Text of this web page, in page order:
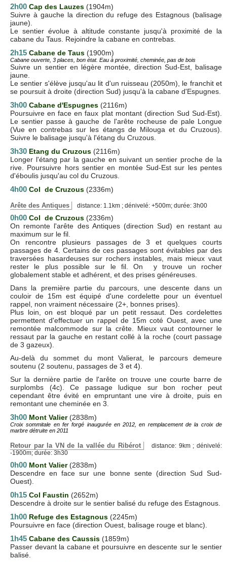
2h00 Cap des Lauzes (1904m)
Suivre à gauche la direction du refuge des Estagnous (balisage
jaune).
Le sentier évolue à altitude constante jusqu'à proximité de la
cabane du Taus. Rejoindre la cabane en contrebas.
2h15 Cabane de Taus (1900m)
Cabane ouverte, 3 places, bon état. Eau à proximité, cheminée, pas de bois
Suivre un sentier en légère montée, direction Sud-Est, balisage
jaune.
Le sentier s'élève jusqu'au lit d'un ruisseau (2050m), le franchit et
se poursuit à droite (direction Sud) jusqu'à la cabane d'Espugnes.
3h00 Cabane d'Espugnes (2116m)
Poursuivre en face en faux plat montant (direction Sud Sud-Est).
Le sentier passe à gauche de l'arête rocheuse de pale Longue
(Vue en contrebas sur les étangs de Milouga et du Cruzous).
Suivre le balisage jusqu'à l'étang du Cruzous.
3h30 Etang du Cruzous (2116m)
Longer l'étang par la gauche en suivant un sentier proche de la
rive. Poursuivre hors sentier en montée Sud-Est sur les pentes
d'éboulis jusqu'au col du Cruzous.
4h00 Col de Cruzous (2336m)
Arête des Antiques distance: 1.1km ; dénivelé: +500m; durée: 3h00
0h00 Col de Cruzous (2336m)
On remonte l'arête des Antiques (direction Sud) en restant au
maximum sur le fil.
On rencontre plusieurs passages de 3 et quelques courts
passages de 4. Certains de ces passages sont évitables par des
traversées hasardeuses sur rochers instables, mais mieux vaut
rester le plus possible sur le fil. On y trouve un rocher
globalement stable et adhérent, et des prises généreuses.
Dans la première partie du parcours, une descente dans un
couloir de 15m est équipé d'une cordelette pour un éventuel
rappel, non vraiment nécessaire (2+, bonnes prises).
Plus loin, on est bloqué par un petit ressaut. Des cordelettes
permettent d'effectuer un rappel de 15m coté Ouest, avec une
remontée malcommode sur la crête. Mieux vaut contourner le
ressaut par la gauche en restant collé à la roche (court passage
de 3 gazeux).
Au-delà du sommet du mont Valierat, le parcours demeure
soutenu (2 soutenu, passages de 3 et 4).
Sur la dernière partie de l'arête on trouve une courte barre de
surplombs (4c). Ce passage ludique sur bon rocher peut
cependant être évité en empruntant une vire à droite, puis en
remontant une cheminée en 3.
3h00 Mont Valier(2838m)
Croix sommitale en fer forgé inaugurée en 2012, en remplacement de la croix de
marbre détruite en 2011
Retour par la VN de la vallée du Ribérot
distance: 9km ; dénivelé:
-1900m; durée: 3h30
0h00 Mont Valier(2838m)
Descendre en face sur une bonne sente (direction Sud Sud-
Ouest).
0h15 Col Faustin (2652m)
Descendre à droite sur le sentier balisé du refuge des Estagnous.
1h00 Refuge des Estagnous (2245m)
Poursuivre en face (direction Ouest, balisage rouge et blanc).
1h45 Cabane des Caussis (1859m)
Passer devant la cabane et poursuivre en descente sur le sentier
balisé.